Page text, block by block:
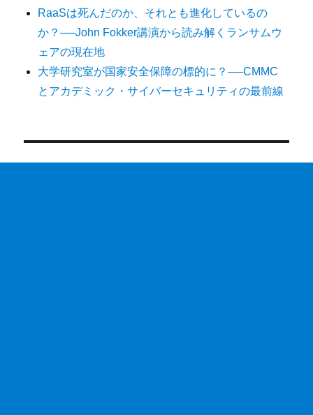
RaaSは死んだのか、それとも進化しているの
か？──John Fokker講演から読み解くランサムウ
ェアの現在地
大学研究室が国家安全保障の標的に？──CMMC
とアカデミック・サイバーセキュリティの最前線